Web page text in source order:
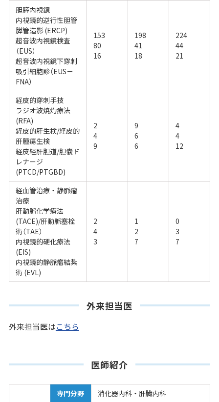
胆膵内視鏡
内視鏡的逆行性胆管
膵管造影 (ERCP)
超音波内視鏡検査
（EUS）
超音波内視鏡下穿刺
吸引細胞診（EUS－
FNA）
153
80
16
198
41
18
224
44
21
経皮的穿刺手技
ラジオ波焼灼療法
(RFA)
経皮的肝生検/経皮的
肝腫瘍生検
経皮経肝胆道/胆嚢ド
レナージ
(PTCD/PTGBD)
2
4
9
9
6
6
4
4
12
経血管治療・静脈瘤
治療
肝動脈化学療法
(TACE)/肝動脈塞栓
術（TAE）
内視鏡的硬化療法
(EIS)
内視鏡的静脈瘤結紮
術 (EVL)
2
4
3
1
2
7
0
3
7
外来担当医
外来担当医はこちら
医師紹介
専門分野 消化器内科・肝臓内科